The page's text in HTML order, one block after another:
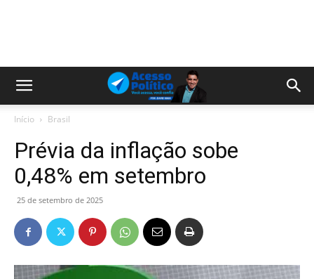
Início Brasil
Prévia da inflação sobe
0,48% em setembro
25 de setembro de 2025